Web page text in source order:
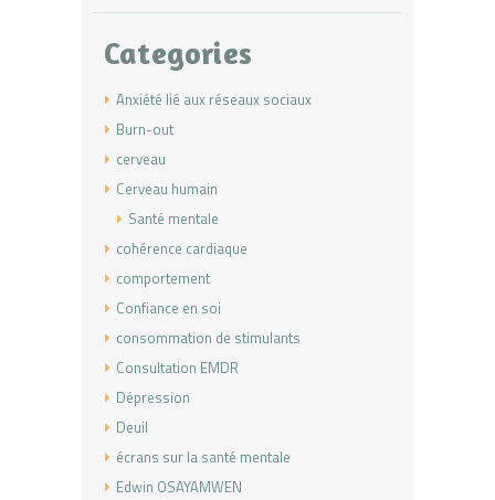
Categories
Anxiété lié aux réseaux sociaux
Burn-out
cerveau
Cerveau humain
Santé mentale
cohérence cardiaque
comportement
Confiance en soi
consommation de stimulants
Consultation EMDR
Dépression
Deuil
écrans sur la santé mentale
Edwin OSAYAMWEN